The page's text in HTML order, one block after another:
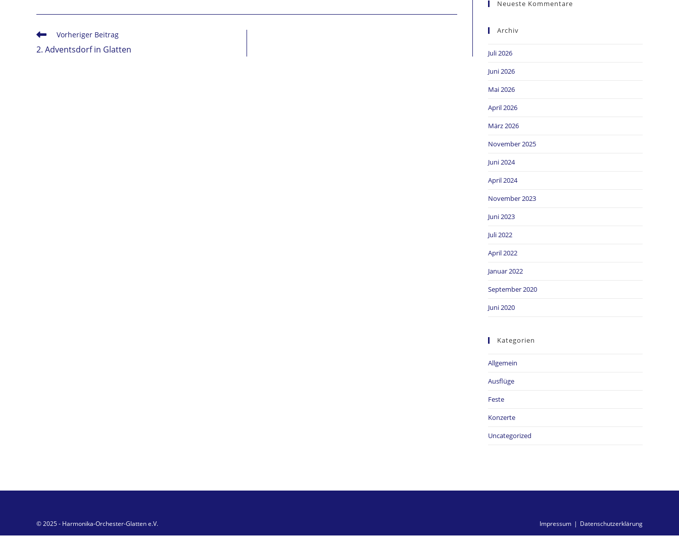
Weitere
Artikel
ansehen
Vorheriger Beitrag
2. Adventsdorf in Glatten
Neueste Kommentare
Archiv
Juli 2026
Juni 2026
Mai 2026
April 2026
März 2026
November 2025
Juni 2024
April 2024
November 2023
Juni 2023
Juli 2022
April 2022
Januar 2022
September 2020
Juni 2020
Kategorien
Allgemein
Ausflüge
Feste
Konzerte
Uncategorized
Impressum Datenschutzerklärung
© 2025 - Harmonika-Orchester-Glatten e.V.